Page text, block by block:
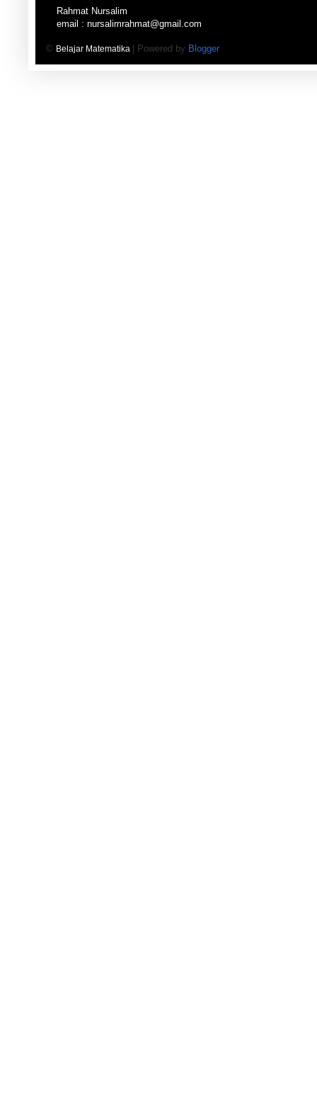
Rahmat Nursalim
email : nursalimrahmat@gmail.com
© Belajar Matematika | Powered by Blogger